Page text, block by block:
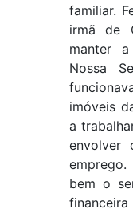
familiar.
irmã de
manter
Nossa
imóveis
a
envolver
bem o